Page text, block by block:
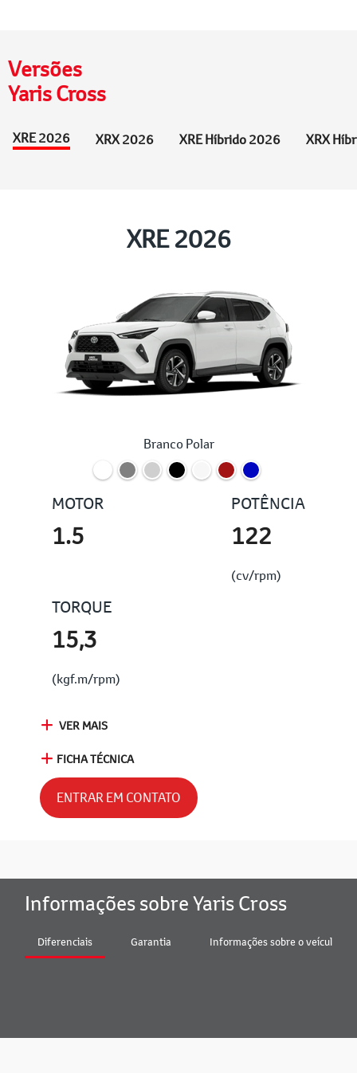
Versões
Yaris Cross
XRE 2026 XRX 2026 XRE Híbrido 2026 XRX
XRE 2026
Branco Polar
MOTOR
1.5
POTÊNCIA
122
(cv/rpm)
TORQUE
15,3
(kgf.m/rpm)
VER MAIS
FICHA TÉCNICA
ENTRAR EM CONTATO
Informações sobre Yaris Cross
Diferenciais Garantia Informações sobre o veículo